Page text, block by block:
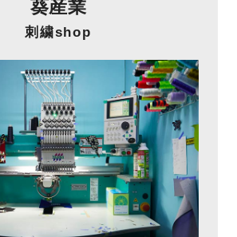
葵産業
刺繍shop